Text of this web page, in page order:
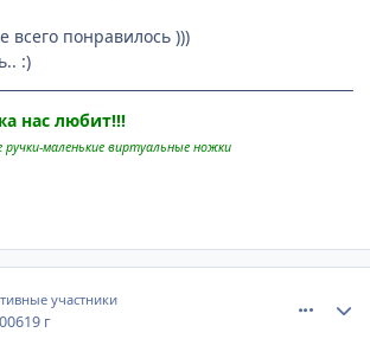
всего понравилось )))
:)
нас любит!!!
маленькие виртуальные ножки
участники
19 г